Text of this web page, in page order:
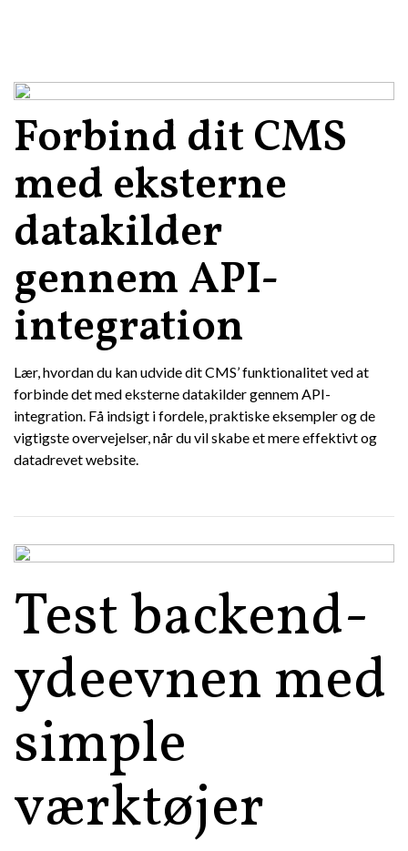
Forbind dit CMS
med eksterne
datakilder
gennem API-
integration
Lær, hvordan du kan udvide dit CMS’ funktionalitet ved at
forbinde det med eksterne datakilder gennem API-
integration. Få indsigt i fordele, praktiske eksempler og de
vigtigste overvejelser, når du vil skabe et mere effektivt og
datadrevet website.
Test backend-
ydeevnen med
simple
værktøjer